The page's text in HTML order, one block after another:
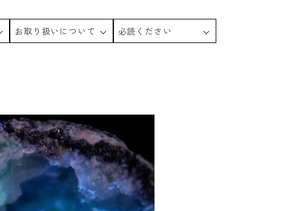
お取り扱いについて 必読ください